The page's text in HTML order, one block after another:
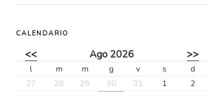
CALENDARIO
<< Ago 2026 >>
l m m g v s
d
27
28 29 30 31 1
2